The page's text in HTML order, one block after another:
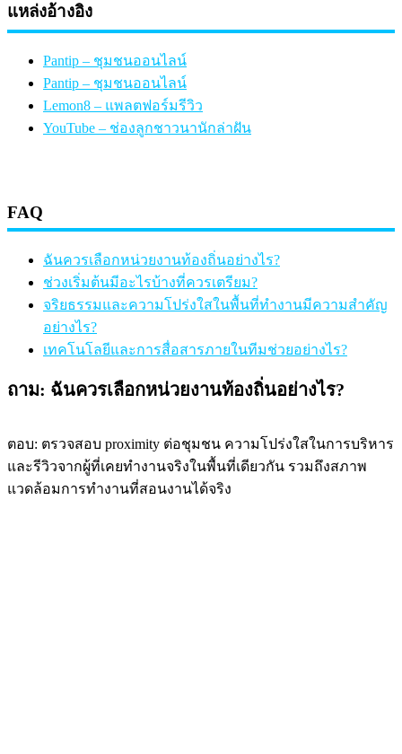
แหล่งอ้างอิง
Pantip – ชุมชนออนไลน์
Pantip – ชุมชนออนไลน์
Lemon8 – แพลตฟอร์มรีวิว
YouTube – ช่องลูกชาวนานักล่าฝัน
FAQ
ฉันควรเลือกหน่วยงานท้องถิ่นอย่างไร?
ช่วงเริ่มต้นมีอะไรบ้างที่ควรเตรียม?
จริยธรรมและความโปร่งใสในพื้นที่ทำงานมีความสำคัญ
อย่างไร?
เทคโนโลยีและการสื่อสารภายในทีมช่วยอย่างไร?
ถาม: ฉันควรเลือกหน่วยงานท้องถิ่นอย่างไร?
ตอบ: ตรวจสอบ proximity ต่อชุมชน ความโปร่งใสในการบริหาร
และรีวิวจากผู้ที่เคยทำงานจริงในพื้นที่เดียวกัน รวมถึงสภาพ
แวดล้อมการทำงานที่สอนงานได้จริง